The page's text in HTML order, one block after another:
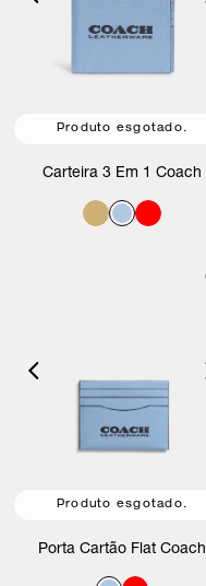
Produto esgotado.
Carteira 3 Em 1 Coach
Produto esgotado.
Porta Cartão Flat Coach